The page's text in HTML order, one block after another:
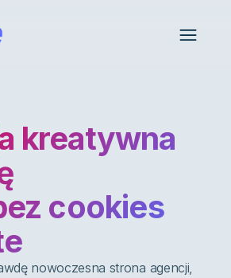
Cloud
Open
kreatywna
cookies
nowoczesna strona agencji,